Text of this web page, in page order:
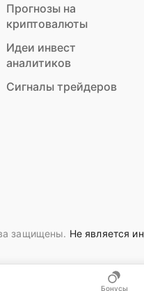
Прогнозы на
криптовалюты
Идеи инвест
аналитиков
Сигналы трейдеров
защищены. Не является
Бонусы